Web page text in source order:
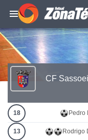
CF
18 Pedro
13 Rodrigo